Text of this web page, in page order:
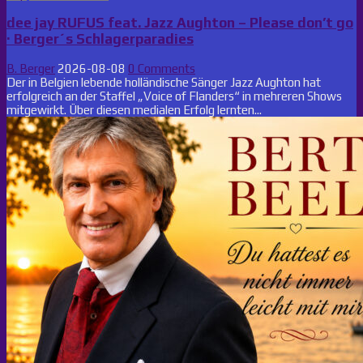
dee jay RUFUS feat. Jazz Aughton – Please don’t go
· Berger´s Schlagerparadies
B. Berger2026-08-08 0 Comments
Der in Belgien lebende holländische Sänger Jazz Aughton hat
erfolgreich an der Staffel „Voice of Flanders“ in mehreren Shows
mitgewirkt. Über diesen medialen Erfolg lernten...